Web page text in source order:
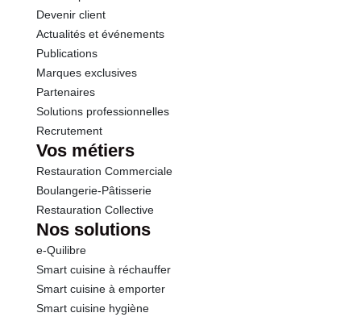
Devenir client
Actualités et événements
Publications
Marques exclusives
Partenaires
Solutions professionnelles
Recrutement
Vos métiers
Restauration Commerciale
Boulangerie-Pâtisserie
Restauration Collective
Nos solutions
e-Quilibre
Smart cuisine à réchauffer
Smart cuisine à emporter
Smart cuisine hygiène